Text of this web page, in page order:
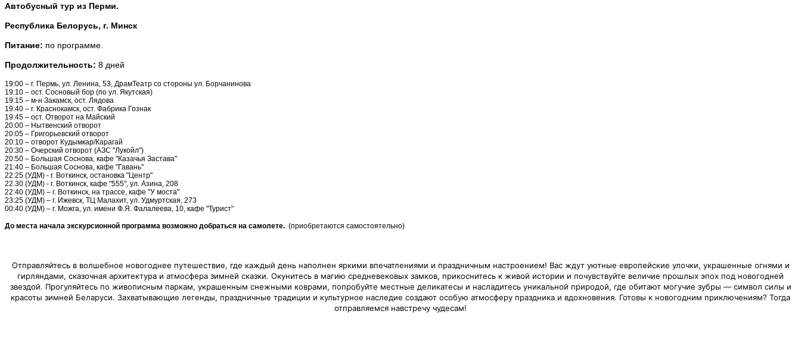
Автобусный тур из Перми.
Республика Белорусь, г. Минск
Питание: по программе.
Продолжительность: 8 дней
19:00 – г. Пермь, ул. Ленина, 53, ДрамТеатр со стороны ул. Борчанинова
19:10 – ост. Сосновый бор (по ул. Якутская)
19:15 – м-н Закамск, ост. Лядова
19:40 – г. Краснокамск, ост. Фабрика Гознак
19:45 – ост. Отворот на Майский
20:00 – Нытвенский отворот
20:05 – Григорьевский отворот
20:10 – отворот Кудымкар/Карагай
20:30 – Очерский отворот (АЗС "Лукойл")
20:50 – Большая Соснова, кафе "Казачья Застава"
21:40 – Большая Соснова, кафе "Гавань"
22:25 (УДМ) - г. Воткинск, остановка "Центр"
22.30 (УДМ) - г. Воткинск, кафе "555", ул. Азина, 208
22:40 (УДМ) – г. Воткинск, на трассе, кафе "У моста"
23:25 (УДМ) – г. Ижевск, ТЦ Малахит, ул. Удмуртская, 273
00:40 (УДМ) – г. Можга, ул. имени Ф.Я. Фалалеева, 10, кафе "Турист"
До места начала экскурсионной программа возможно добраться на самолете. (приобретаются самостоятельно)
Отправляйтесь в волшебное новогоднее путешествие, где каждый день наполнен яркими впечатлениями и праздничным настроением! Вас ждут уютные европейские улочки, украшенные огнями и
гирляндами, сказочная архитектура и атмосфера зимней сказки. Окунитесь в магию средневековых замков, прикоснитесь к живой истории и почувствуйте величие прошлых эпох под новогодней
звездой. Прогуляйтесь по живописным паркам, украшенным снежными коврами, попробуйте местные деликатесы и насладитесь уникальной природой, где обитают могучие зубры — символ силы и
красоты зимней Беларуси. Захватывающие легенды, праздничные традиции и культурное наследие создают особую атмосферу праздника и вдохновения. Готовы к новогодним приключениям? Тогда
отправляемся навстречу чудесам!